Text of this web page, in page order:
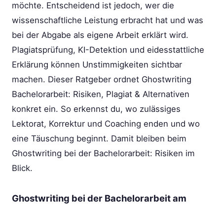
möchte. Entscheidend ist jedoch, wer die
wissenschaftliche Leistung erbracht hat und was
bei der Abgabe als eigene Arbeit erklärt wird.
Plagiatsprüfung, KI-Detektion und eidesstattliche
Erklärung können Unstimmigkeiten sichtbar
machen. Dieser Ratgeber ordnet Ghostwriting
Bachelorarbeit: Risiken, Plagiat & Alternativen
konkret ein. So erkennst du, wo zulässiges
Lektorat, Korrektur und Coaching enden und wo
eine Täuschung beginnt. Damit bleiben beim
Ghostwriting bei der Bachelorarbeit: Risiken im
Blick.
Ghostwriting bei der Bachelorarbeit am